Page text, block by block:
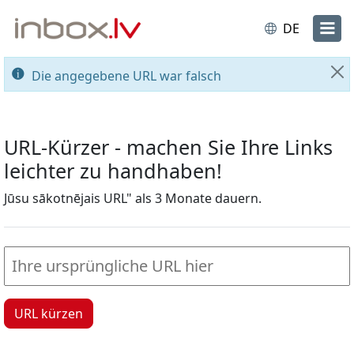
DE
Die angegebene URL war falsch
URL-Kürzer - machen Sie Ihre Links
leichter zu handhaben!
Jūsu sākotnējais URL" als 3 Monate dauern.
URL kürzen